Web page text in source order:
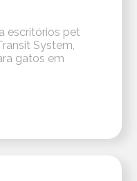
escritórios pet
System,
gatos em